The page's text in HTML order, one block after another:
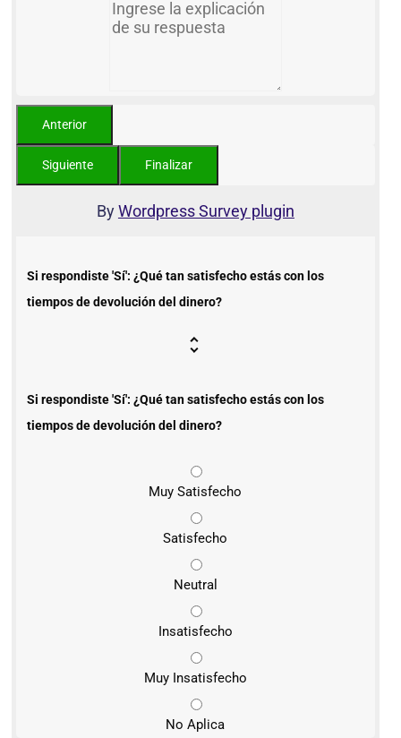
ByWordpress Survey plugin
Si respondiste 'Sí': ¿Qué tan satisfecho estás con los
tiempos de devolución del dinero?
Si respondiste 'Sí': ¿Qué tan satisfecho estás con los
tiempos de devolución del dinero?
Muy Satisfecho
Satisfecho
Neutral
Insatisfecho
Muy Insatisfecho
No Aplica